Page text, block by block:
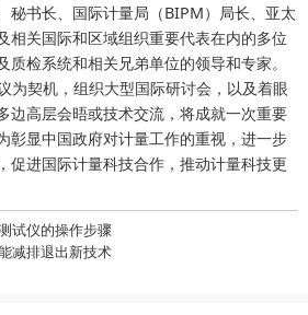
秘书长、国际计量局（BIPM）局长、亚太
相关国际和区域组织重要代表在内的多位
质检系统和相关兄弟单位的领导和专家。
为契机，组织大型国际研讨会，以及着眼
边高层会晤或技术交流，将成就一次重要
彰显中国政府对计量工作的重视，进一步
促进国际计量科技合作，推动计量科技更
试仪的操作步骤
减排退出新技术